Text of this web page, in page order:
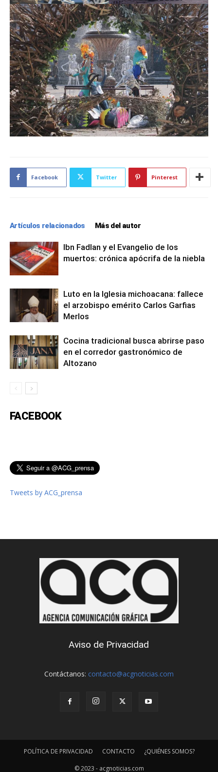
Facebook Twitter Pinterest
Artículos relacionados Más del autor
Ibn Fadlan y el Evangelio de los
muertos: crónica apócrifa de la niebla
Luto en la Iglesia michoacana: fallece
el arzobispo emérito Carlos Garfias
Merlos
Cocina tradicional busca abrirse paso
en el corredor gastronómico de
Altozano
FACEBOOK
Tweets by ACG_prensa
Aviso de Privacidad
Contáctanos: contacto@acgnoticias.com
POLÍTICA DE PRIVACIDAD CONTACTO ¿QUIÉNES SOMOS?
© 2023 - acgnoticias.com